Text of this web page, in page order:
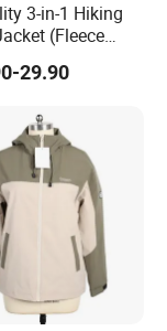
mit
zum
3-in-1 Hiking
(Fleece
/ Women
29.90